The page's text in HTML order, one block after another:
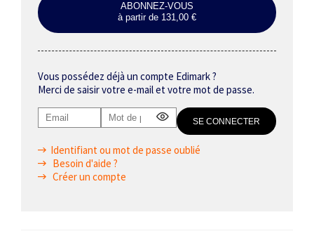
ABONNEZ-VOUS
à partir de 131,00 €
Vous possédez déjà un compte Edimark ?
Merci de saisir votre e-mail et votre mot de passe.
Identifiant ou mot de passe oublié
Besoin d'aide ?
Créer un compte